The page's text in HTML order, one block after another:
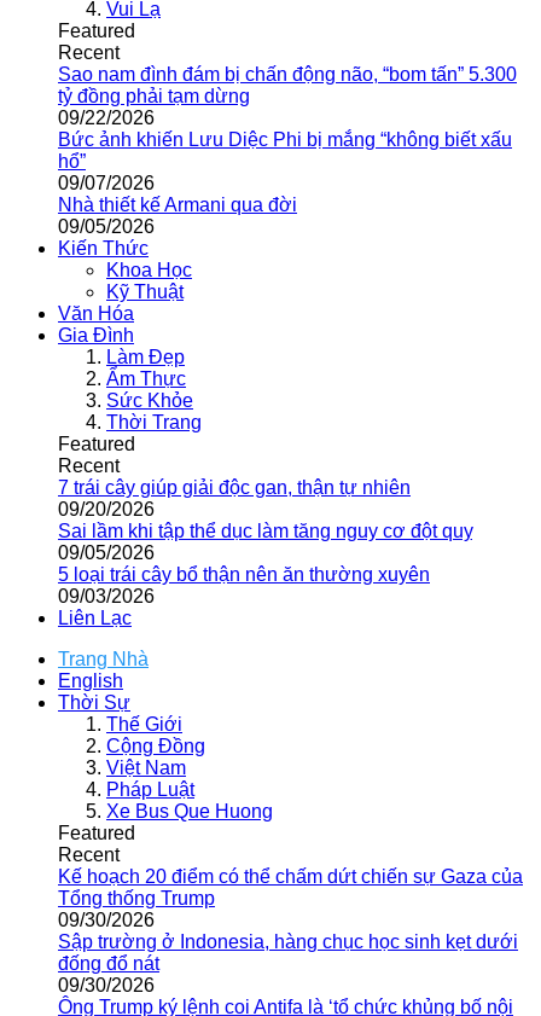
Vui Lạ
Featured
Recent
Sao nam đình đám bị chấn động não, “bom tấn” 5.300
tỷ đồng phải tạm dừng
09/22/2026
Bức ảnh khiến Lưu Diệc Phi bị mắng “không biết xấu
hổ”
09/07/2026
Nhà thiết kế Armani qua đời
09/05/2026
Kiến Thức
Khoa Học
Kỹ Thuật
Văn Hóa
Gia Đình
Làm Đẹp
Ẩm Thực
Sức Khỏe
Thời Trang
Featured
Recent
7 trái cây giúp giải độc gan, thận tự nhiên
09/20/2026
Sai lầm khi tập thể dục làm tăng nguy cơ đột quỵ
09/05/2026
5 loại trái cây bổ thận nên ăn thường xuyên
09/03/2026
Liên Lạc
Trang Nhà
English
Thời Sự
Thế Giới
Cộng Đồng
Việt Nam
Pháp Luật
Xe Bus Que Huong
Featured
Recent
Kế hoạch 20 điểm có thể chấm dứt chiến sự Gaza của
Tổng thống Trump
09/30/2026
Sập trường ở Indonesia, hàng chục học sinh kẹt dưới
đống đổ nát
09/30/2026
Ông Trump ký lệnh coi Antifa là ‘tổ chức khủng bố nội